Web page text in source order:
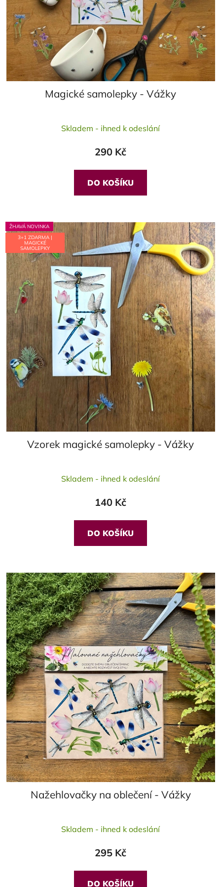
Magické samolepky - Vážky
Skladem - ihned k odeslání
290 Kč
DO KOŠÍKU
ŽHAVÁ NOVINKA
3+1 ZDARMA |
MAGICKÉ
SAMOLEPKY
Vzorek magické samolepky - Vážky
Skladem - ihned k odeslání
140 Kč
DO KOŠÍKU
Nažehlovačky na oblečení - Vážky
hodnocení
je
5,0
z
Skladem - ihned k odeslání
295 Kč
DO KOŠÍKU